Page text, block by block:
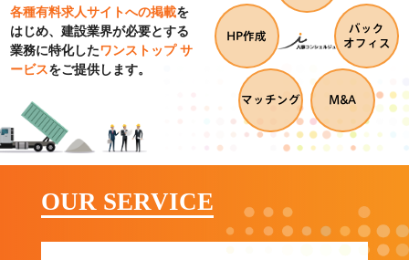
各種有料求人サイトへの掲載を
はじめ、建設業界が必要とする
業務に特化したワンストップ サ
ービスをご提供します。
バック
オフィス
M&A
マッチング
HP作成
OUR SERVICE